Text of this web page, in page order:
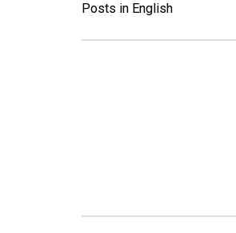
Posts in English